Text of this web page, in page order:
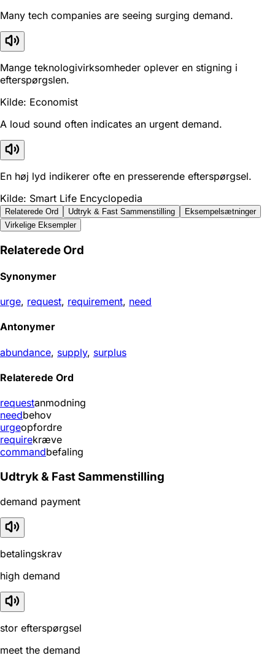
Many tech companies are seeing surging demand.
Mange teknologivirksomheder oplever en stigning i
efterspørgslen.
Kilde: Economist
A loud sound often indicates an urgent demand.
En høj lyd indikerer ofte en presserende efterspørgsel.
Kilde: Smart Life Encyclopedia
Relaterede Ord Udtryk & Fast Sammenstilling
Eksempelsætninger
Virkelige Eksempler
Relaterede Ord
Synonymer
urge, request, requirement, need
Antonymer
abundance, supply, surplus
Relaterede Ord
requestanmodning
needbehov
urgeopfordre
requirekræve
commandbefaling
Udtryk & Fast Sammenstilling
demand payment
betalingskrav
high demand
stor efterspørgsel
meet the demand